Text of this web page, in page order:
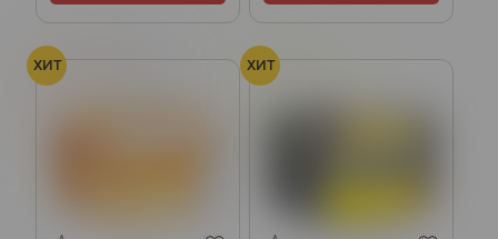
ХИТ
Персик
ХИТ
Ананас